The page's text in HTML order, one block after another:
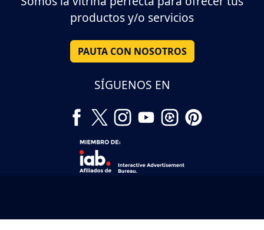
productos y/o servicios
PAUTA CON NOSOTROS
SÍGUENOS EN